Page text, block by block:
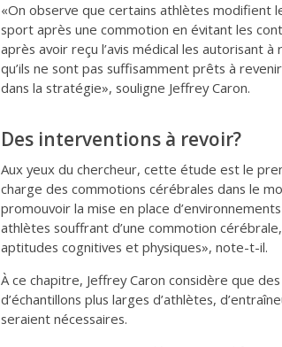
«On observe que certains athlètes modifient
sport après une commotion en évitant les
après avoir reçu l’avis médical les autorisant
qu’ils ne sont pas suffisamment prêts à
dans la stratégie», souligne Jeffrey Caron.
Des interventions à revoir?
Aux yeux du chercheur, cette étude est le
charge des commotions cérébrales dans le
promouvoir la mise en place
athlètes souffrant d’une commotion
aptitudes cognitives et physiques», note-t-il.
À ce chapitre, Jeffrey Caron considère que
d’échantillons plus larges d’athlètes,
seraient nécessaires.